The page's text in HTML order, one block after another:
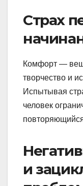
Страх
Комфорт —
творчество и
Испытывая
человек
и